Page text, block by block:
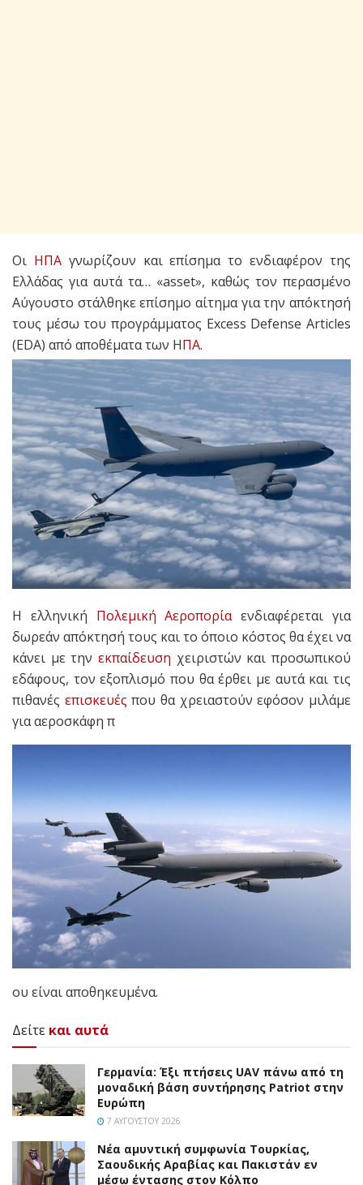
Οι ΗΠΑγνωρίζουν και επίσημα το ενδιαφέρον της
Ελλάδας για αυτά τα… «asset», καθώς τον περασμένο
Αύγουστο στάλθηκε επίσημο αίτημα για την απόκτησή
τους μέσω του προγράμματος Excess Defense Articles
(EDA) από αποθέματα των ΗΠΑ.
Η ελληνική Πολεμική Αεροπορίαενδιαφέρεται για
δωρεάν απόκτησή τους και το όποιο κόστος θα έχει να
κάνει με την εκπαίδευση χειριστών και προσωπικού
εδάφους, τον εξοπλισμό που θα έρθει με αυτά και τις
πιθανές επισκευές που θα χρειαστούν εφόσον μιλάμε
για αεροσκάφη π
ου είναι αποθηκευμένα.
Δείτε και αυτά
Γερμανία: Έξι πτήσεις UAV πάνω από τη
μοναδική βάση συντήρησης Patriot στην
Ευρώπη
7 ΑΥΓΟΎΣΤΟΥ 2026
Νέα αμυντική συμφωνία Τουρκίας,
Σαουδικής Αραβίας και Πακιστάν εν
μέσω έντασης στον Κόλπο